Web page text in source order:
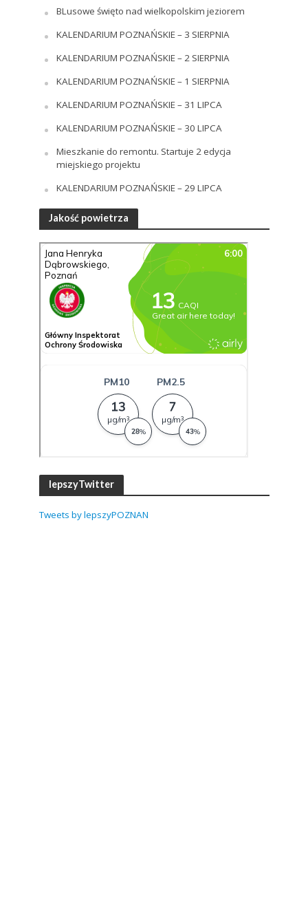
BLusowe święto nad wielkopolskim jeziorem
KALENDARIUM POZNAŃSKIE – 3 SIERPNIA
KALENDARIUM POZNAŃSKIE – 2 SIERPNIA
KALENDARIUM POZNAŃSKIE – 1 SIERPNIA
KALENDARIUM POZNAŃSKIE – 31 LIPCA
KALENDARIUM POZNAŃSKIE – 30 LIPCA
Mieszkanie do remontu. Startuje 2 edycja
miejskiego projektu
KALENDARIUM POZNAŃSKIE – 29 LIPCA
Jakość powietrza
lepszyTwitter
Tweets by lepszyPOZNAN